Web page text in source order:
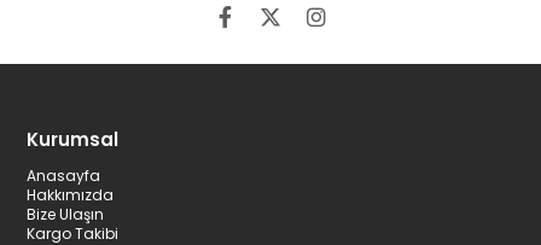
Kurumsal
Anasayfa
Hakkımızda
Bize Ulaşın
Kargo Takibi